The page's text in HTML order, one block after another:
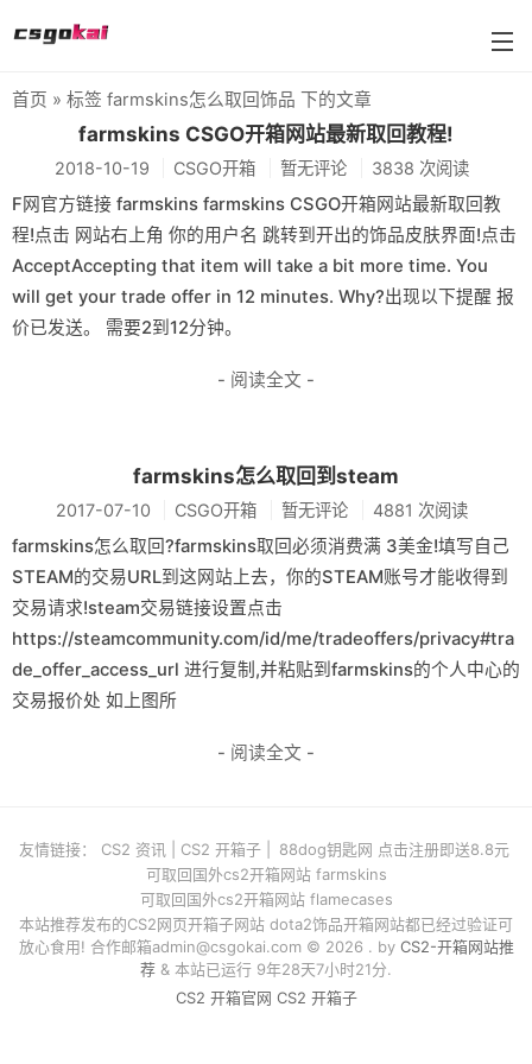
farmskins
88dog
88hash-jp
首页 » 标签 farmskins怎么取回饰品 下的文章
farmskins CSGO开箱网站最新取回教程!
2018-10-19 CSGO开箱 暂无评论 3838 次阅读
F网官方链接 farmskins farmskins CSGO开箱网站最新取回教
程!点击 网站右上角 你的用户名 跳转到开出的饰品皮肤界面!点击
AcceptAccepting that item will take a bit more time. You
will get your trade offer in 12 minutes. Why?出现以下提醒 报
价已发送。 需要2到12分钟。
- 阅读全文 -
farmskins怎么取回到steam
2017-07-10 CSGO开箱 暂无评论 4881 次阅读
farmskins怎么取回?farmskins取回必须消费满 3美金!填写自己
STEAM的交易URL到这网站上去，你的STEAM账号才能收得到
交易请求!steam交易链接设置点击
https://steamcommunity.com/id/me/tradeoffers/privacy#tra
de_offer_access_url 进行复制,并粘贴到farmskins的个人中心的
交易报价处 如上图所
- 阅读全文 -
友情链接： CS2 资讯 CS2 开箱子
88dog钥匙网 点击注册即送8.8元
可取回国外cs2开箱网站 farmskins
可取回国外cs2开箱网站 flamecases
本站推荐发布的CS2网页开箱子网站 dota2饰品开箱网站都已经过验证可
放心食用! 合作邮箱admin@csgokai.com© 2026 . by CS2-开箱网站推
荐 & 本站已运行 9年28天7小时21分.
CS2 开箱官网 CS2 开箱子